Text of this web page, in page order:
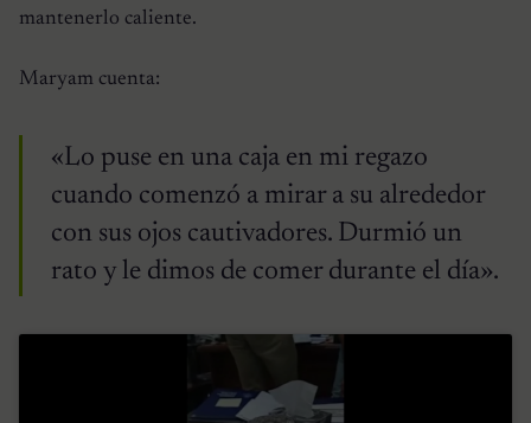
mantenerlo caliente.
Maryam cuenta:
«Lo puse en una caja en mi regazo
cuando comenzó a mirar a su alrededor
con sus ojos cautivadores. Durmió un
rato y le dimos de comer durante el día».